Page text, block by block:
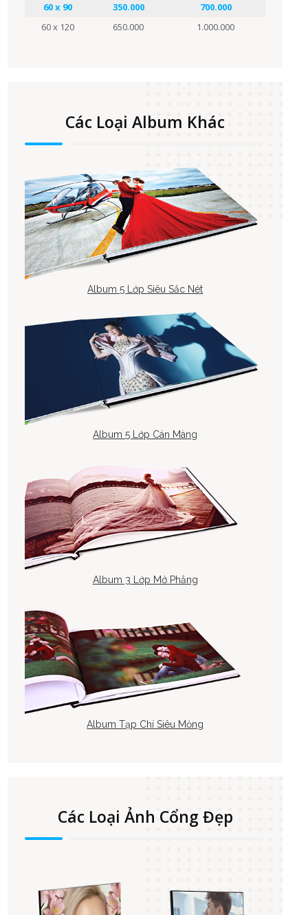
60 x 90
350.000
700.000
60 x 120
650.000 1.000.000
Các Loại Album Khác
Album 5 Lớp Siêu Sắc Nét
Album 5 Lớp Cán Màng
Album 3 Lớp Mở Phẳng
Album Tạp Chí Siêu Mỏng
Các Loại Ảnh Cổng Đẹp